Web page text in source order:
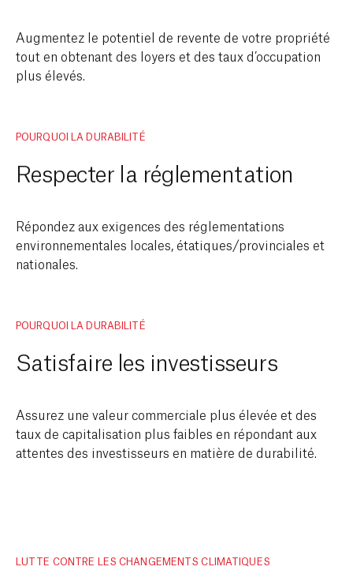
Augmentez le potentiel de revente de votre propriété
tout en obtenant des loyers et des taux d’occupation
plus élevés.
POURQUOI LA DURABILITÉ
Respecter la réglementation
Répondez aux exigences des réglementations
environnementales locales, étatiques/provinciales et
nationales.
POURQUOI LA DURABILITÉ
Satisfaire les investisseurs
Assurez une valeur commerciale plus élevée et des
taux de capitalisation plus faibles en répondant aux
attentes des investisseurs en matière de durabilité.
LUTTE CONTRE LES CHANGEMENTS CLIMATIQUES